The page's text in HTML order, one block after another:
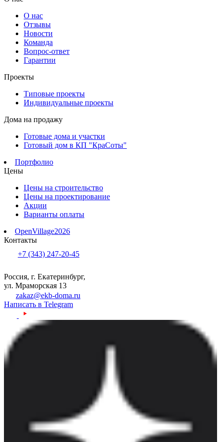
О нас
Отзывы
Новости
Команда
Вопрос-ответ
Гарантии
Проекты
Типовые проекты
Индивидуальные проекты
Дома на продажу
Готовые дома и участки
Готовый дом в КП "КраСоты"
Портфолио
Цены
Цены на строительство
Цены на проектирование
Акции
Варианты оплаты
OpenVillage2026
Контакты
+7 (343) 247-20-45
Россия, г. Екатеринбург,
ул. Мраморская 13
zakaz@ekb-doma.ru
Написать в Telegram